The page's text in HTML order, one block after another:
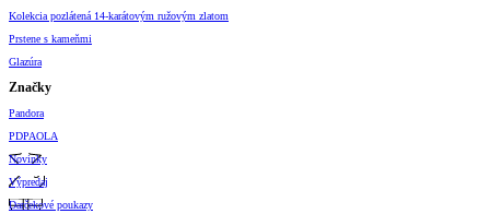
Kolekcia pozlátená 14-karátovým ružovým zlatom
Prstene s kameňmi
Glazúra
Značky
Pandora
PDPAOLA
Novinky
Výpredaj
Darčekové poukazy